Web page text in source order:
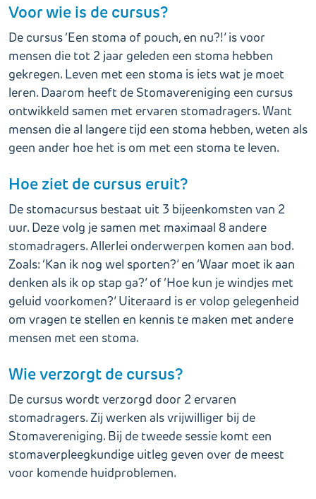
Voor wie is de cursus?
De cursus ‘Een stoma of pouch, en nu?!’ is voor
mensen die tot 2 jaar geleden een stoma hebben
gekregen. Leven met een stoma is iets wat je moet
leren. Daarom heeft de Stomavereniging een cursus
ontwikkeld samen met ervaren stomadragers. Want
mensen die al langere tijd een stoma hebben, weten als
geen ander hoe het is om met een stoma te leven.
Hoe ziet de cursus eruit?
De stomacursus bestaat uit 3 bijeenkomsten van 2
uur. Deze volg je samen met maximaal 8 andere
stomadragers. Allerlei onderwerpen komen aan bod.
Zoals: ‘Kan ik nog wel sporten?’ en ‘Waar moet ik aan
denken als ik op stap ga?’ of ‘Hoe kun je windjes met
geluid voorkomen?’ Uiteraard is er volop gelegenheid
om vragen te stellen en kennis te maken met andere
mensen met een stoma.
Wie verzorgt de cursus?
De cursus wordt verzorgd door 2 ervaren
stomadragers. Zij werken als vrijwilliger bij de
Stomavereniging. Bij de tweede sessie komt een
stomaverpleegkundige uitleg geven over de meest
voor komende huidproblemen.